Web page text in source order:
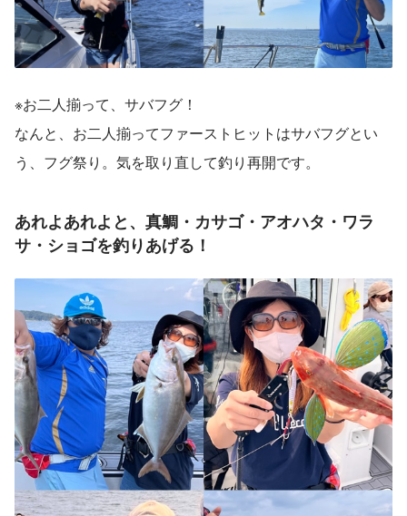
※お二人揃って、サバフグ！
なんと、お二人揃ってファーストヒットはサバフグとい
う、フグ祭り。気を取り直して釣り再開です。
あれよあれよと、真鯛・カサゴ・アオハタ・ワラ
サ・ショゴを釣りあげる！